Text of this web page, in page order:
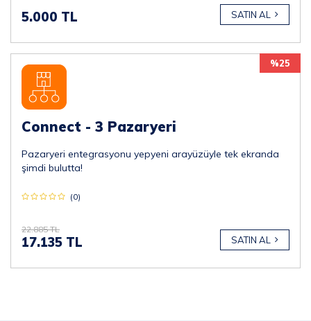
5.000 TL SATIN AL
Connect - 3 Pazaryeri
Pazaryeri entegrasyonu yepyeni arayüzüyle tek ekranda
şimdi bulutta!
(0)
22.885 TL
17.135 TL SATIN AL
%25